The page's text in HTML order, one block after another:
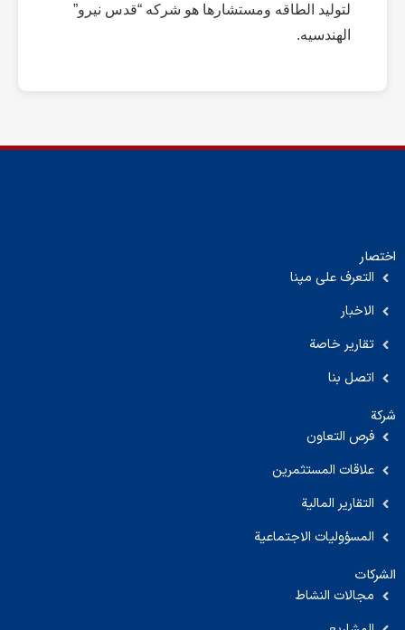
لتولید الطاقه ومستشارها هو شرکه “قدس نیرو”
الهندسیه.
اختصار
التعرف على مپنا
الاخبار
تقارير خاصة
اتصل بنا
شركة
فرص التعاون
علاقات المستثمرين
التقارير المالية
المسؤوليات الاجتماعية
الشركات
مجالات النشاط